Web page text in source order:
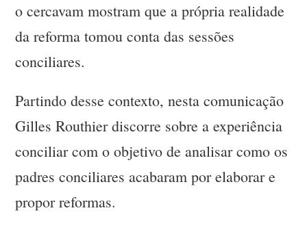
o cercavam mostram que a própria realidade
da reforma tomou conta das sessões
conciliares.
Partindo desse contexto, nesta comunicação
Gilles Routhier discorre sobre a experiência
conciliar com o objetivo de analisar como os
padres conciliares acabaram por elaborar e
propor reformas.